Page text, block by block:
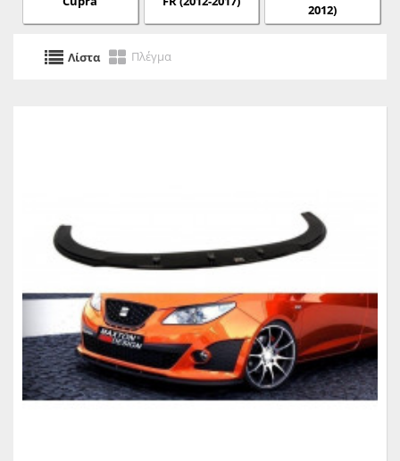
2012)
Λίστα Πλέγμα